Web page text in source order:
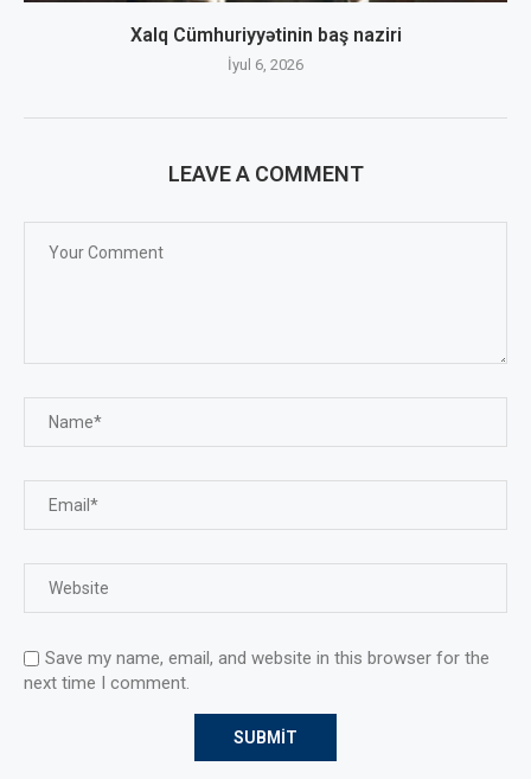
Xalq Cümhuriyyətinin baş naziri
İyul 6, 2026
LEAVE A COMMENT
Save my name, email, and website in this browser for the
next time I comment.